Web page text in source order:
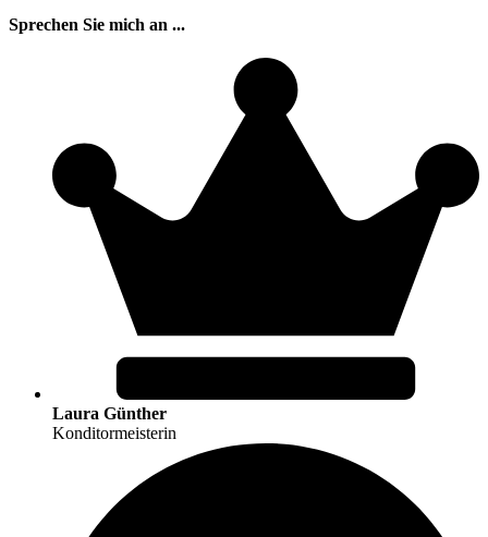
Sprechen Sie mich an ...
Laura Günther
Konditormeisterin